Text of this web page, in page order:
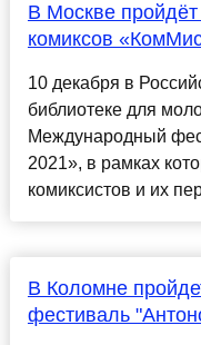
В Москве
комиксов
10 декабря в
библиотеке для
Международный
2021», в рамках
комиксистов и их
В Коломне
фестиваль